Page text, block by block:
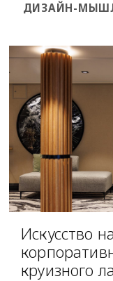
ДИЗАЙН-
Искусство
круизного